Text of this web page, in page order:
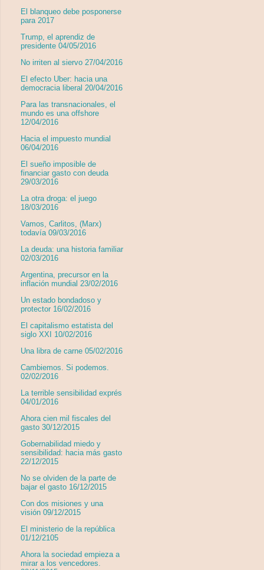
El blanqueo debe posponerse
para 2017
Trump, el aprendiz de
presidente 04/05/2016
No irriten al siervo 27/04/2016
El efecto Uber: hacia una
democracia liberal 20/04/2016
Para las transnacionales, el
mundo es una offshore
12/04/2016
Hacia el impuesto mundial
06/04/2016
El sueño imposible de
financiar gasto con deuda
29/03/2016
La otra droga: el juego
18/03/2016
Vamos, Carlitos, (Marx)
todavía 09/03/2016
La deuda: una historia familiar
02/03/2016
Argentina, precursor en la
inflación mundial 23/02/2016
Un estado bondadoso y
protector 16/02/2016
El capitalismo estatista del
siglo XXI 10/02/2016
Una libra de carne 05/02/2016
Cambiemos. Si podemos.
02/02/2016
La terrible sensibilidad exprés
04/01/2016
Ahora cien mil fiscales del
gasto 30/12/2015
Gobernabilidad miedo y
sensibilidad: hacia más gasto
22/12/2015
No se olviden de la parte de
bajar el gasto 16/12/2015
Con dos misiones y una
visión 09/12/2015
El ministerio de la república
01/12/2105
Ahora la sociedad empieza a
mirar a los vencedores.